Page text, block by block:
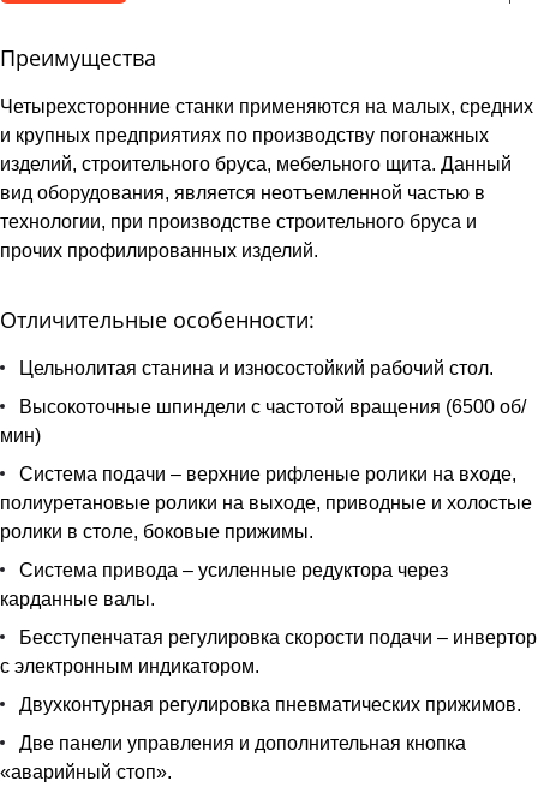
Преимущества
Четырехсторонние станки применяются на малых, средних
и крупных предприятиях по производству погонажных
изделий, строительного бруса, мебельного щита. Данный
вид оборудования, является неотъемленной частью в
технологии, при производстве строительного бруса и
прочих профилированных изделий.
Отличительные особенности:
Цельнолитая станина и износостойкий рабочий стол.
Высокоточные шпиндели с частотой вращения (6500 об/
мин)
Система подачи – верхние рифленые ролики на входе,
полиуретановые ролики на выходе, приводные и холостые
ролики в столе, боковые прижимы.
Система привода – усиленные редуктора через
карданные валы.
Бесступенчатая регулировка скорости подачи – инвертор
с электронным индикатором.
Двухконтурная регулировка пневматических прижимов.
Две панели управления и дополнительная кнопка
«аварийный стоп».